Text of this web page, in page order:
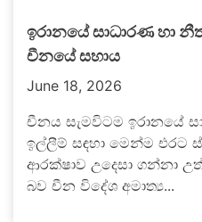
ඉරානයේ සාධාරණ හා
චීනයේ සහාය
June 18, 2026
චීනය සැමවිටම ඉරානයේ
ඉල්ලීම් සඳහා මෙන්ම එරට
ආරක්ෂාව උදෙසා ගන්නා
බව චීන විදේශ අමාත්‍ය...